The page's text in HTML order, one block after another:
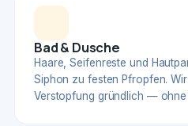
Bad & Dusche
Haare, Seifenreste und
Siphon zu festen Pfropfen.
Verstopfung gründlich — ohne